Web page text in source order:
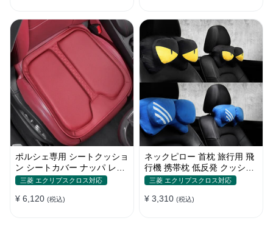
ポルシェ専用 シートクッショ
ン シートカバー ナッパ レザ
ー 滑り止め クッション マッ
気性 車用 低反発 カーシート
三菱 エクリプスクロス対応
¥ 6,120 (税込)
ネックピロー 首枕 旅行用 飛
行機 携帯枕 低反発 クッショ
ン運転 車内 頸椎サポート 車
三菱 エクリプスクロス対応
¥ 3,310 (税込)